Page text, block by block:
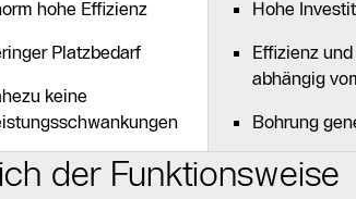
hohe Effizienz
Platzbedarf
keine
Hohe
Effizienz
abhängig
Bohrung
der Funktionsweise